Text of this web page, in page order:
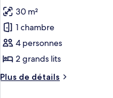
lits,
vue
piscine
Chambre,
2
lits,
vue
les
photos
pour
ce
type
de
30 m²
1 chambre
4 personnes
2 grands lits
Plus de détails
Plus